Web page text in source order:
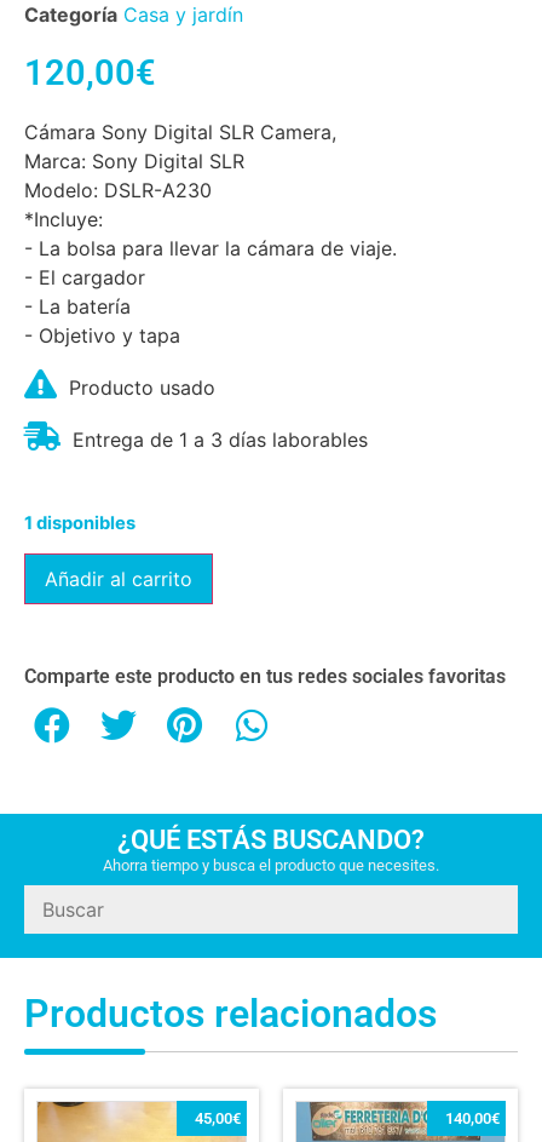
Categoría Casa y jardín
120,00€
Cámara Sony Digital SLR Camera,
Marca: Sony Digital SLR
Modelo: DSLR-A230
*Incluye:
- La bolsa para llevar la cámara de viaje.
- El cargador
- La batería
- Objetivo y tapa
Producto usado
Entrega de 1 a 3 días laborables
1 disponibles
Añadir al carrito
Comparte este producto en tus redes sociales favoritas
¿QUÉ ESTÁS BUSCANDO?
Ahorra tiempo y busca el producto que necesites.
Productos relacionados
45,00€ 140,00€